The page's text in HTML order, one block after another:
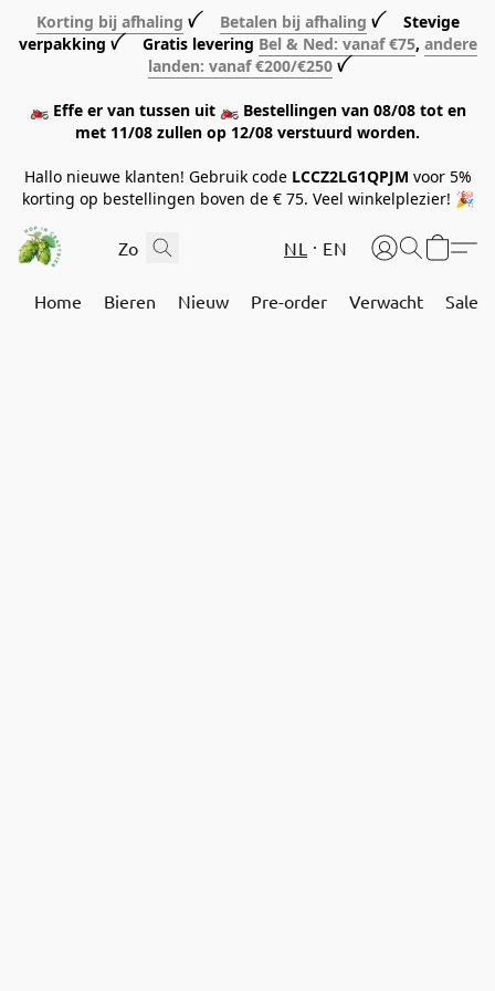
Korting bij afhaling ꪜ Betalen bij afhaling ꪜ Stevige
verpakking ꪜ Gratis levering Bel & Ned: vanaf €75, andere
landen: vanaf €200/€250 ꪜ
🏍️ Effe er van tussen uit 🏍️ Bestellingen van 08/08 tot en
met 11/08 zullen op 12/08 verstuurd worden.
Hallo nieuwe klanten! Gebruik code LCCZ2LG1QPJM voor 5%
korting op bestellingen boven de € 75. Veel winkelplezier! 🎉
NL EN
Home Bieren Nieuw Pre-order Verwacht Sale